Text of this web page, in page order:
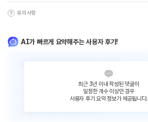
유의사항
AI가 빠르게 요약해주는 사용자 후기!
최근 3년 이내 작성된 댓글이
일정한 개수 이상인 경우
사용자 후기 요약 정보가 제공됩니다.